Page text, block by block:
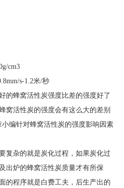
cm3
s-1.2米/秒
的蜂窝活性炭强度比差的强度好了
窝活性炭的强度会有这么大的差别
编针对蜂窝活性炭的强度影响因素
复杂的就是炭化过程，如果炭化过
出炉的蜂窝活性炭质量才有所保
的程序就是白费工夫，后生产出的